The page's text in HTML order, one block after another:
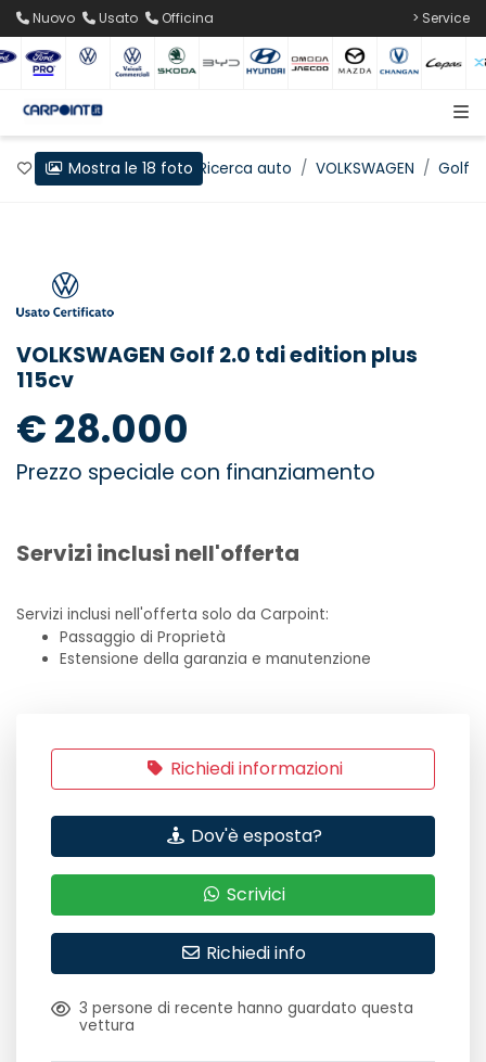
Nuovo Usato Officina > Service
Preferiti Home Ricerca auto VOLKSWAGEN Golf
Mostra le 18 foto
VOLKSWAGEN Golf 2.0 tdi edition plus
115cv
€ 28.000
Prezzo speciale con finanziamento
Servizi inclusi nell'offerta
Servizi inclusi nell'offerta solo da Carpoint:
Passaggio di Proprietà
Estensione della garanzia e manutenzione
Richiedi informazioni
Dov'è esposta?
Scrivici
Richiedi info
3 persone di recente hanno guardato questa
vettura